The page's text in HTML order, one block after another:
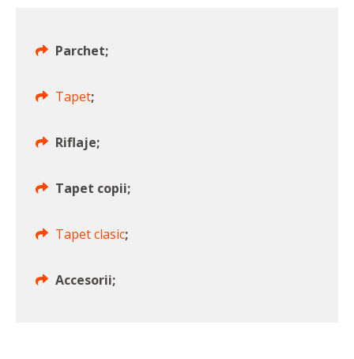
Parchet;
Tapet;
Riflaje;
Tapet copii;
Tapet clasic;
Accesorii;